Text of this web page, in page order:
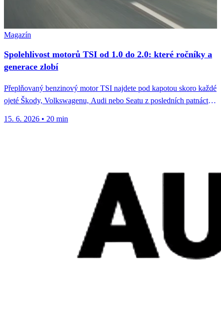
Magazín
Spolehlivost motorů TSI od 1.0 do 2.0: které ročníky a
generace zlobí
Přeplňovaný benzinový motor TSI najdete pod kapotou skoro každé
ojeté Škody, Volkswagenu, Audi nebo Seatu z posledních patnácti
15. 6. 2026 • 20 min